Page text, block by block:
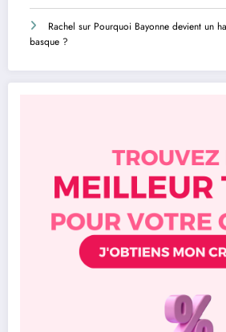
Rachel sur Pourquoi Bayonne devient un
basque ?